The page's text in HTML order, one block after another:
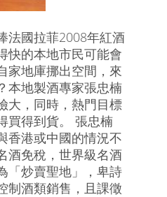
法國拉菲2008年紅酒
快的本地市民可能會
家地庫挪出空間，來
本地製酒專家張忠楠
大，同時，熱門目標
買得到貨。 張忠楠
香港或中國的情況不
酒免稅，世界級名酒
「炒賣聖地」，卑詩
制酒類銷售，且課徵